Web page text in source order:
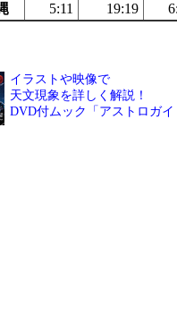
5:11 19:19
イラストや映像で
天文現象を詳しく解説！
DVD付ムック「アストロガイ